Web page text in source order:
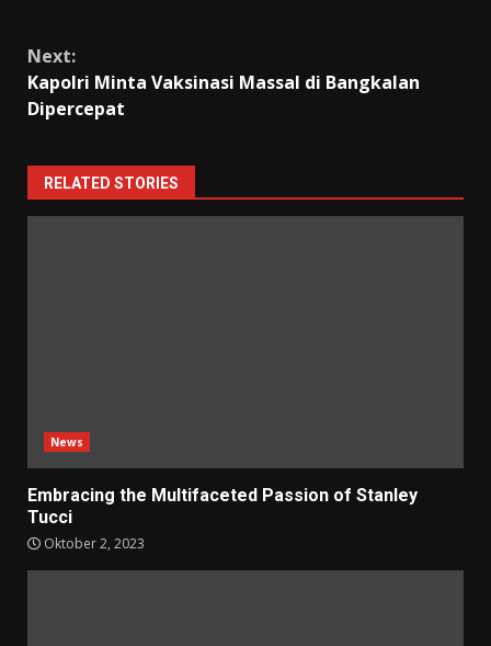
Continue
Reading
Next:
Kapolri Minta Vaksinasi Massal di Bangkalan
Dipercepat
RELATED STORIES
News
Embracing the Multifaceted Passion of Stanley
Tucci
Oktober 2, 2023